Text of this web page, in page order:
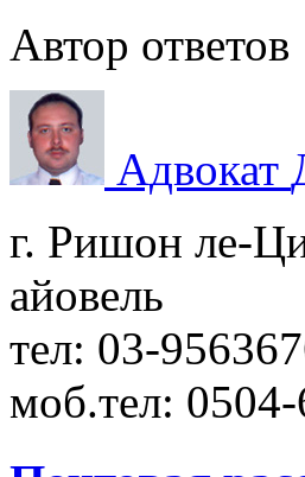
Автор ответов
Адвокат
г. Ришон ле-
айовель
тел: 03-
моб.тел: